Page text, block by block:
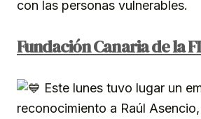
con las personas vulnerables.
Fundación Canaria de la
Este lunes tuvo lugar un
reconocimiento a Raúl